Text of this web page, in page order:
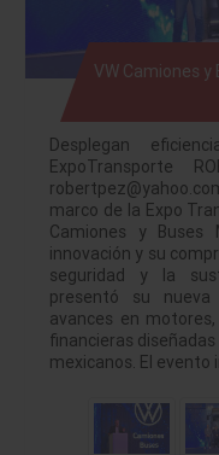
VW Camiones
Desplegan
ExpoTransporte
marco de la Expo
Camiones y Buses
innovación y su
seguridad y la
presentó su nueva
avances en
financieras
mexicanos. El evento